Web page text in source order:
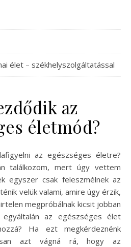
élet – székhelyszolgáltatással
az
életmód?
találkozom, mert úgy vettem
egyszer csak feleszmélnek az
velük valami, amire úgy érzik,
megpróbálnak kicsit jobban
az egészséges élet
Ha ezt megkérdeznénk
azt vágná rá, hogy az